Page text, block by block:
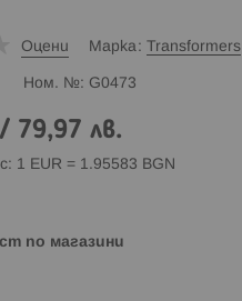
Оцени Марка Transformers
Ном. № G0473
/ 79,97 лв.
1 EUR = 1.95583 BGN
по магазини